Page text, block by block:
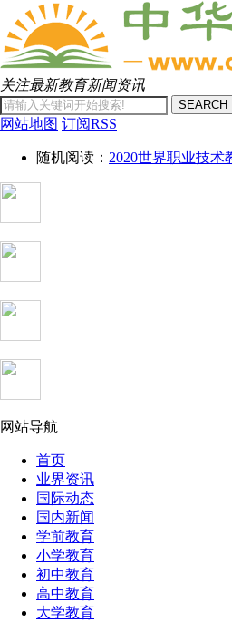
关注最新教育新闻资讯
SEARCH
网站地图 订阅RSS
随机阅读： 2020世界职业技术
网站导航
首页
业界资讯
国际动态
国内新闻
学前教育
小学教育
初中教育
高中教育
大学教育